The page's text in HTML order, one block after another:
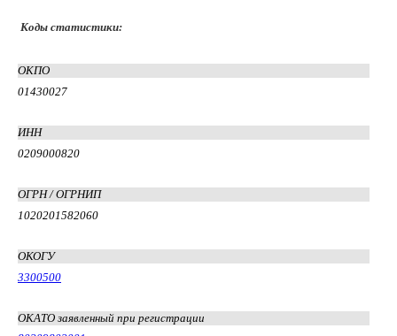
Коды статистики:
ОКПО
01430027
ИНН
0209000820
ОГРН / ОГРНИП
1020201582060
ОКОГУ
3300500
ОКАТО заявленный при регистрации